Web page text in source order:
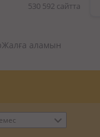
530 592 сайтта
Жалға аламын